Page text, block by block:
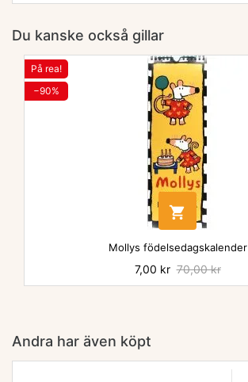
Du kanske också gillar
På rea!
−90%

Mollys födelsedagskalender
Pris
7,00 kr Baspris
70,00 kr
Andra har även köpt